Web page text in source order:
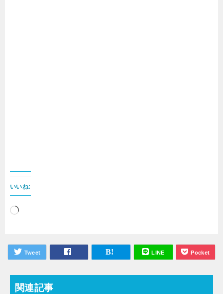
いいね:
読
みTweet LINE Pocket
関連記事